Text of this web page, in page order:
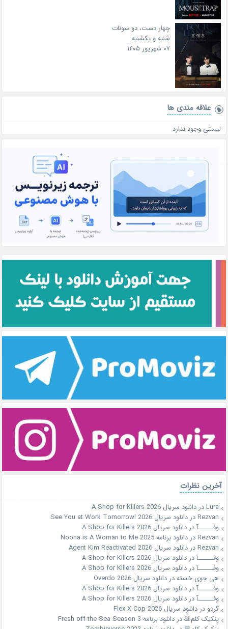
چهار دست، دو سونات
شنبه و یکشنبه
۰۷ شهریور ۱۴۰۵
علاقه‌ مندی ها
لیستی وجود ندارد
آخرین نظرات
Luraدردانلود سریال A Shop for Killers 2026
Rezvanدردانلود سریال See You at Work Tomorrow! 2026
وفــــــآدردانلود سریال A Shop for Killers 2026
Rezvanدردانلود برنامه Noona is A Woman to Me 2025
Rezvanدردانلود سریال Agent Kim Reactivated 2026
وفــــــآدردانلود سریال A Shop for Killers 2026
وفــــــآدردانلود سریال A Shop for Killers 2026
هی جوی خستهدردانلود سریال Overdo 2026
وفــــــآدردانلود سریال A Shop for Killers 2026
وفــــــآدردانلود سریال A Shop for Killers 2026
گردو دردانلود سریال Flex X Cop 2026
پنکیک کلم🥞دردانلود برنامه Fresh off the Sea Season 3